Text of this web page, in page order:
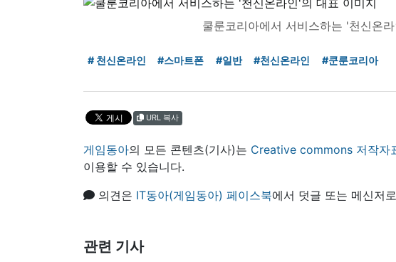
쿨룬코리아에서 서비스하는 '천신온
# 천신온라인 #스마트폰 #일반 #천신온라인 #쿤룬코리아
URL 복사
게임동아의 모든 콘텐츠(기사)는 Creative commons 저작자
이용할 수 있습니다.
의견은 IT동아(게임동아) 페이스북에서 덧글 또는 메신저
관련 기사